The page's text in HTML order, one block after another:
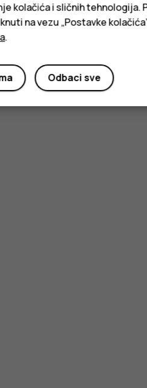
kolačića i sličnih tehnologija.
na vezu „Postavke
.
Odbaci sve